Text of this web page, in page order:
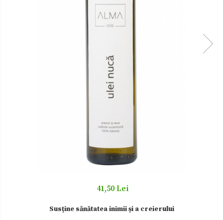
41,50 Lei
Susține sănătatea inimii și a creierului